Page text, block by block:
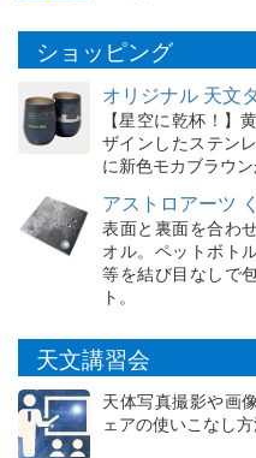
ショッピング
オリジナル 天文
【星空に乾杯！】
ザインしたステン
に新色モカブラウン
アストロアーツ
表面と裏面を合わ
オル。ペットボト
等を結び目なしで
ト。
天文講習会
天体写真撮影や画
ェアの使いこなし